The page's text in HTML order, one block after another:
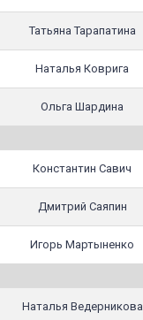
Татьяна Тарапатина
Наталья Коврига
Ольга Шардина
Константин Савич
Дмитрий Саяпин
Игорь Мартыненко
Наталья Ведерникова